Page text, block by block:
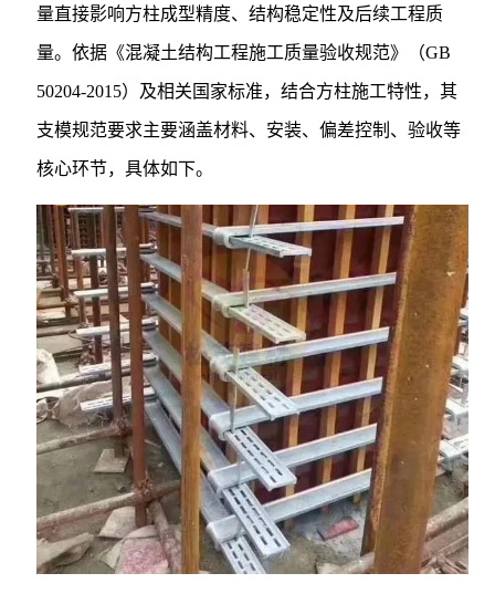
量直接影响方柱成型精度、结构稳定性及后续工程质
量。依据《混凝土结构工程施工质量验收规范》（GB
50204-2015）及相关国家标准，结合方柱施工特性，其
支模规范要求主要涵盖材料、安装、偏差控制、验收等
核心环节，具体如下。